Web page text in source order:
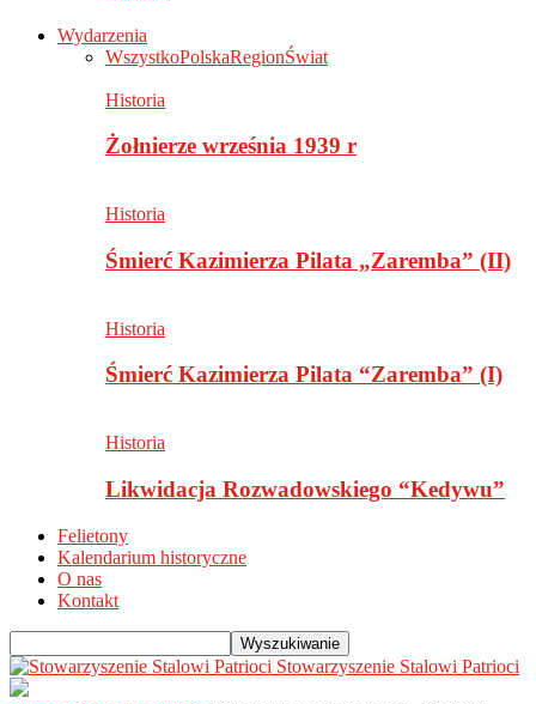
Wydarzenia
WszystkoPolskaRegionŚwiat
Historia
Żołnierze września 1939 r
Historia
Śmierć Kazimierza Pilata „Zaremba” (II)
Historia
Śmierć Kazimierza Pilata “Zaremba” (I)
Historia
Likwidacja Rozwadowskiego “Kedywu”
Felietony
Kalendarium historyczne
O nas
Kontakt
Stowarzyszenie Stalowi Patrioci